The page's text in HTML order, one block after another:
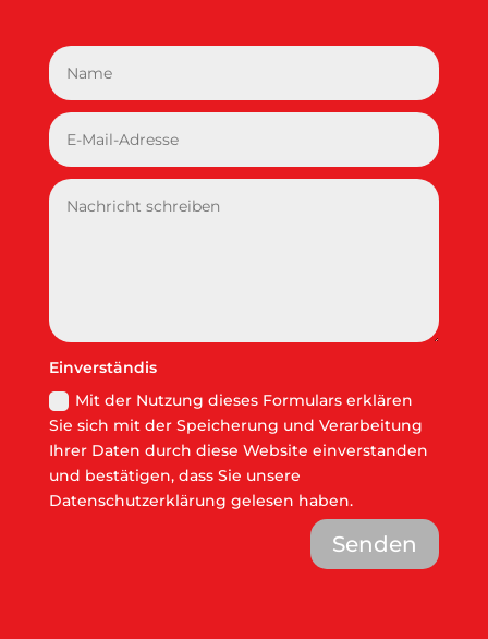
Einverständis
Mit der Nutzung dieses Formulars erklären
Sie sich mit der Speicherung und Verarbeitung
Ihrer Daten durch diese Website einverstanden
und bestätigen, dass Sie unsere
Datenschutzerklärung gelesen haben.
Senden